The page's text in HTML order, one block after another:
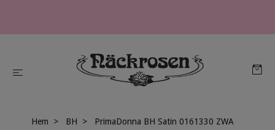
Hem BH PrimaDonna BH Satin 0161330 ZWA